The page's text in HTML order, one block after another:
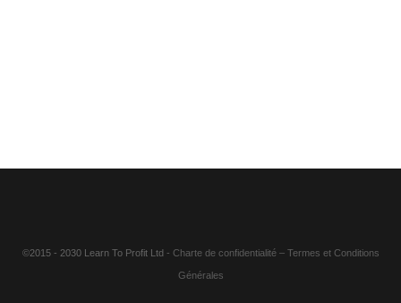
©2015 - 2030 Learn To Profit Ltd - Charte de confidentialité– Termes et Conditions
Générales